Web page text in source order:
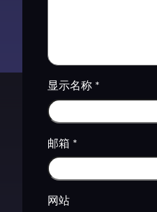
显示名称 *
邮箱 *
网站